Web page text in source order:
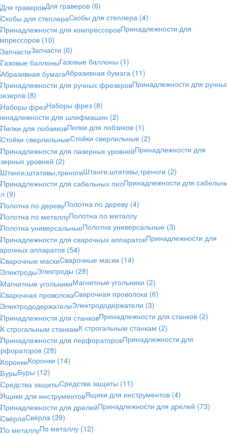
Для граверов (6)
Скобы для степлера (4)
Принадлежности для
(10)
Запчасти (6)
Газовые баллоны (1)
Абразивная бумага (11)
Принадлежности для
(8)
Наборы фрез (8)
для шлифмашин (2)
Пилки для лобзиков (1)
Стойки сверлильные (2)
Принадлежности для
уровней (2)
Штанги,штативы,треноги (2)
Принадлежности для
(9)
Полотна по дереву (4)
Полотна по металлу
Полотна универсальные (3)
Принадлежности для
аппаратов (54)
Сварочные маски (14)
Электроды (28)
Магнитные угольники (2)
Сварочная проволока (6)
Электрододержатели (3)
Принадлежности для станков (2)
К строгальным станкам (2)
Принадлежности для
(28)
Коронки (14)
Буры (12)
Средства защиты (11)
Ящики для инструментов (4)
Принадлежности для дрелей (73)
Свёрла (39)
По металлу (12)